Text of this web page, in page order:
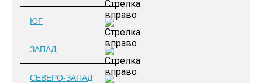
ЮГ
ЗАПАД
СЕВЕРО-ЗАПАД